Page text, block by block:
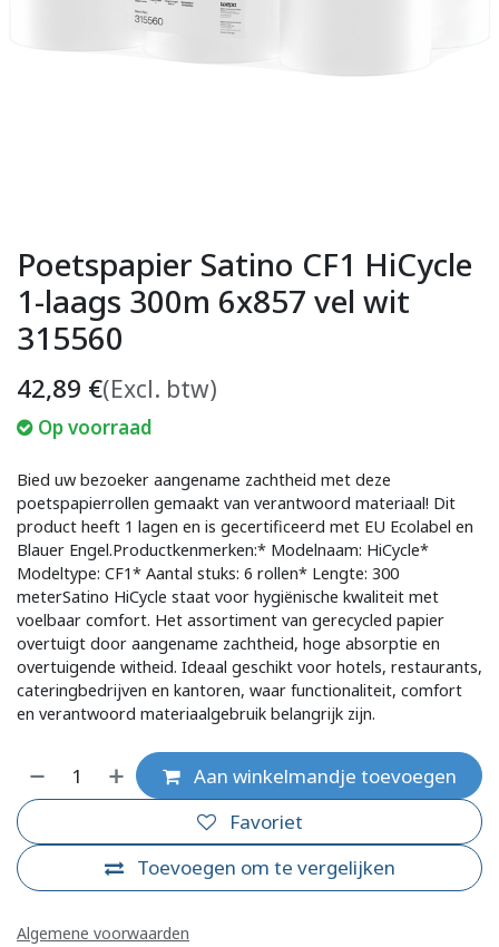
Poetspapier Satino CF1 HiCycle
1-laags 300m 6x857 vel wit
315560
42,89 €(Excl. btw)
Op voorraad
Bied uw bezoeker aangename zachtheid met deze
poetspapierrollen gemaakt van verantwoord materiaal! Dit
product heeft 1 lagen en is gecertificeerd met EU Ecolabel en
Blauer Engel.Productkenmerken:* Modelnaam: HiCycle*
Modeltype: CF1* Aantal stuks: 6 rollen* Lengte: 300
meterSatino HiCycle staat voor hygiënische kwaliteit met
voelbaar comfort. Het assortiment van gerecycled papier
overtuigt door aangename zachtheid, hoge absorptie en
overtuigende witheid. Ideaal geschikt voor hotels, restaurants,
cateringbedrijven en kantoren, waar functionaliteit, comfort
en verantwoord materiaalgebruik belangrijk zijn.
Aan winkelmandje toevoegen
Toevoegen om te vergelijken
Favoriet
Algemene voorwaarden